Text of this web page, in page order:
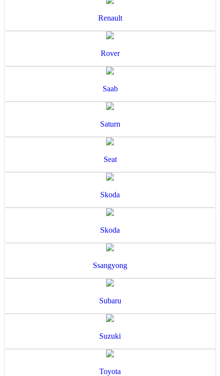
Renault
Rover
Saab
Saturn
Seat
Skoda
Skoda
Ssangyong
Subaru
Suzuki
Toyota